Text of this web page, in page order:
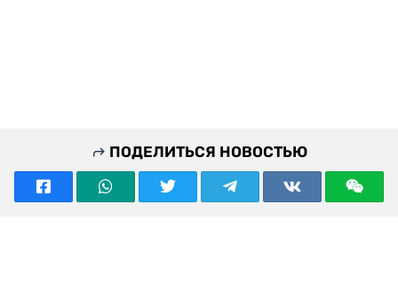
ПОДЕЛИТЬСЯ НОВОСТЬЮ